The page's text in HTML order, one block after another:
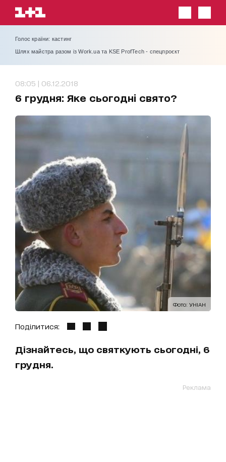
Голос країни: кастинг
Шлях майстра разом із Work.ua та KSE ProfTech - спецпроєкт
08:05 | 06.12.2018
6 грудня: Яке сьогодні свято?
Фото: УНІАН
Поділитися:
Дізнайтесь, що святкують сьогодні, 6
грудня.
Реклама